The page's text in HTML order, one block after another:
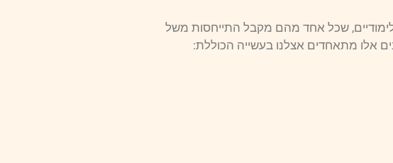
שכל אחד מהם מקבל התייחסות משל
אלו מתאחדים אצלנו בעשייה הכוללת: